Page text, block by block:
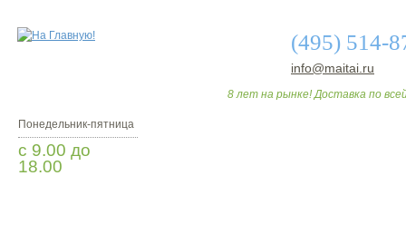
(495) 514-
info@maitai.ru
8 лет на рынке! Доставка по
Понедельник-пятница
с 9.00 до
18.00